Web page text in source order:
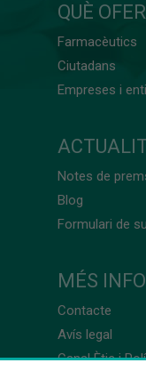
QUÈ
Farmacèutics
Ciutadans
Empreses i
Notes de
Blog
Formulari de
MÉS
Contacte
Avís legal
Canal Ètic i